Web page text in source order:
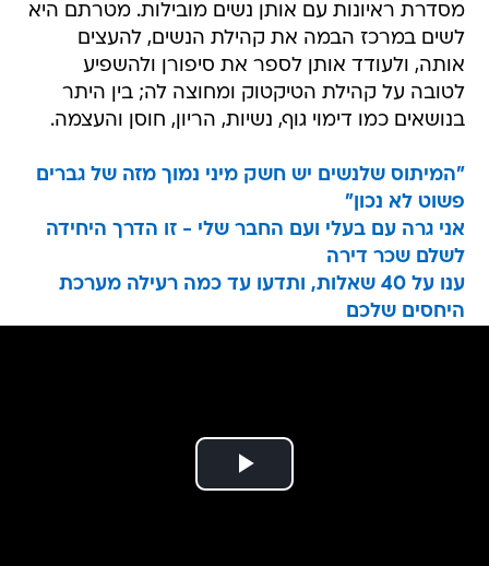
מסדרת ראיונות עם אותן נשים מובילות. מטרתם היא
לשים במרכז הבמה את קהילת הנשים, להעצים
אותה, ולעודד אותן לספר את סיפורן ולהשפיע
לטובה על קהילת הטיקטוק ומחוצה לה; בין היתר
בנושאים כמו דימוי גוף, נשיות, הריון, חוסן והעצמה.
"המיתוס שלנשים יש חשק מיני נמוך מזה של גברים
פשוט לא נכון"
אני גרה עם בעלי ועם החבר שלי - זו הדרך היחידה
לשלם שכר דירה
ענו על 40 שאלות, ותדעו עד כמה רעילה מערכת
היחסים שלכם